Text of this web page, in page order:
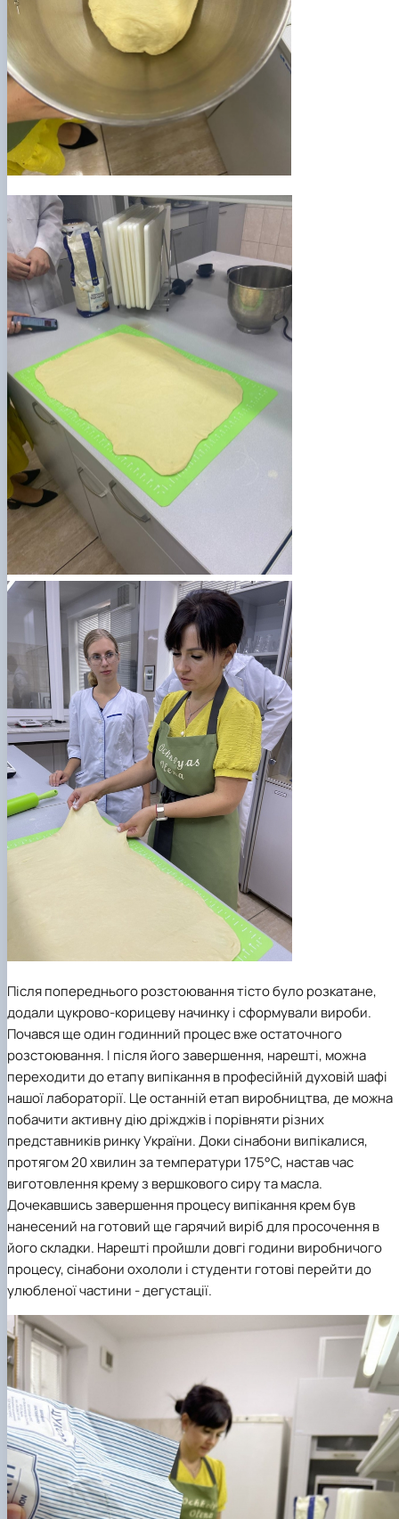
Після попереднього розстоювання тісто було розкатане,
додали цукрово-корицеву начинку і сформували вироби.
Почався ще один годинний процес вже остаточного
розстоювання. І після його завершення, нарешті, можна
переходити до етапу випікання в професійній духовій шафі
нашої лабораторії. Це останній етап виробництва, де можна
побачити активну дію дріжджів і порівняти різних
представників ринку України. Доки сінабони випікалися,
протягом 20 хвилин за температури 175°С, настав час
виготовлення крему з вершкового сиру та масла.
Дочекавшись завершення процесу випікання крем був
нанесений на готовий ще гарячий виріб для просочення в
його складки. Нарешті пройшли довгі години виробничого
процесу, сінабони охололи і студенти готові перейти до
улюбленої частини - дегустації.